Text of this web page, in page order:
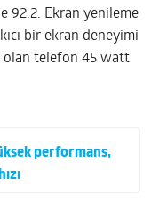
92.2. Ekran yenileme
bir ekran deneyimi
olan telefon 45 watt
performans,